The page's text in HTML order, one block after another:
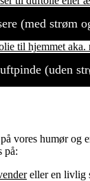
(med strøm
(uden
vores humør
på:
eller en livlig